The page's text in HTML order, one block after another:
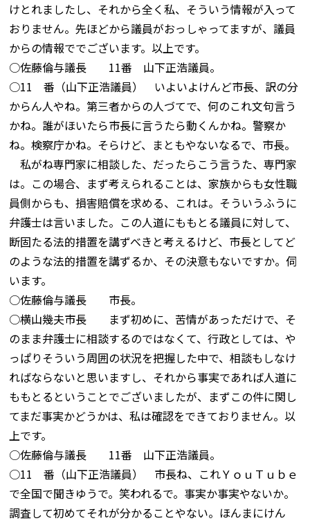
けとれましたし、それから全く私、そういう情報が入って
おりません。先ほどから議員がおっしゃってますが、議員
からの情報ででございます。以上です。
○佐藤倫与議長 11番 山下正浩議員。
○11 番（山下正浩議員） いよいよけんど市長、訳の分
からん人やね。第三者からの人づてで、何のこれ文句言う
かね。誰がほいたら市長に言うたら動くんかね。警察か
ね。検察庁かね。そらけど、まともやないなるで、市長。
私がね専門家に相談した、だったらこう言うた、専門家
は。この場合、まず考えられることは、家族からも女性職
員側からも、損害賠償を求める、これは。そういうふうに
弁護士は言いました。この人道にももとる議員に対して、
断固たる法的措置を講ずべきと考えるけど、市長としてど
のような法的措置を講ずるか、その決意もないですか。伺
います。
○佐藤倫与議長 市長。
○横山幾夫市長 まず初めに、苦情があっただけで、そ
のまま弁護士に相談するのではなくて、行政としては、や
っぱりそういう周囲の状況を把握した中で、相談もしなけ
ればならないと思いますし、それから事実であれば人道に
ももとるということでございましたが、まずこの件に関し
てまだ事実かどうかは、私は確認をできておりません。以
上です。
○佐藤倫与議長 11番 山下正浩議員。
○11 番（山下正浩議員） 市長ね、これＹｏｕＴｕｂｅ
で全国で聞きゆうで。笑われるで。事実か事実やないか。
調査して初めてそれが分かることやない。ほんまにけん